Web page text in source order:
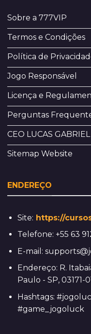
Sobre a 777VIP
Termos e Condições
Política de
Jogo Responsável
Licença e
Perguntas
CEO LUCAS GABRIEL
Sitemap Website
ENDEREÇO
Site: https://
Telefone: +55 63
E-mail:
Endereço: R.
Paulo - SP, 03171-
Hashtags:
#game_jogoluck